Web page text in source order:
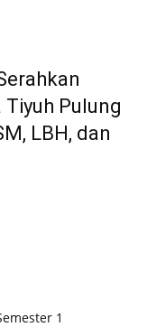
Pulung
LBH, dan
1